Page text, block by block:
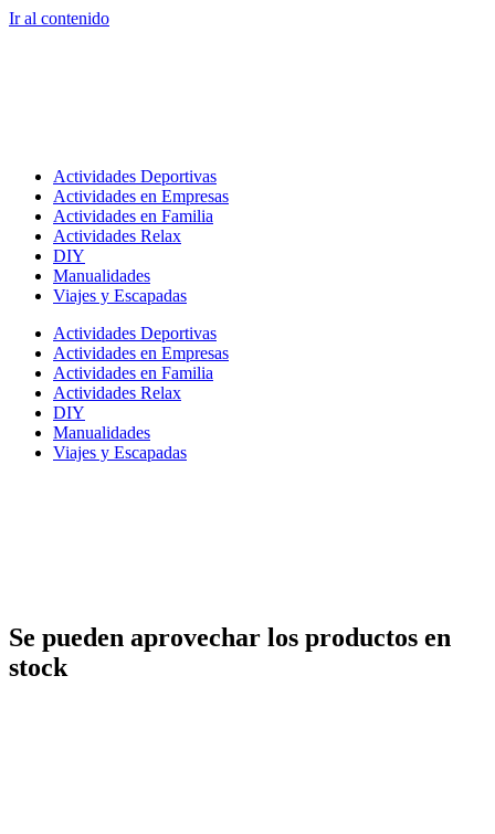
Ir al contenido
Actividades Deportivas
Actividades en Empresas
Actividades en Familia
Actividades Relax
DIY
Manualidades
Viajes y Escapadas
Actividades Deportivas
Actividades en Empresas
Actividades en Familia
Actividades Relax
DIY
Manualidades
Viajes y Escapadas
Se pueden aprovechar los productos en
stock